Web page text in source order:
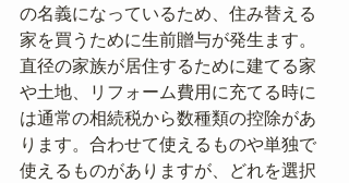
の名義になっているため、住み替える
家を買うために生前贈与が発生ます。
直径の家族が居住するために建てる家
や土地、リフォーム費用に充てる時に
は通常の相続税から数種類の控除があ
ります。合わせて使えるものや単独で
使えるものがありますが、どれを選択